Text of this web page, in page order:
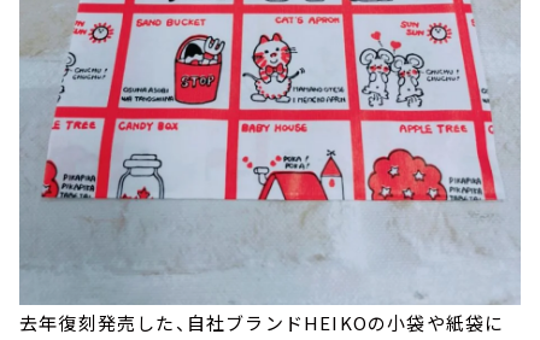
去年復刻発売した、自社ブランドHEIKOの小袋や紙袋に